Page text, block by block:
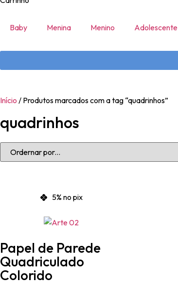
Baby Menina Menino Adolescente
Início / Produtos marcados com a tag “quadrinhos”
quadrinhos
5% no pix
Papel de Parede
Quadriculado
Colorido